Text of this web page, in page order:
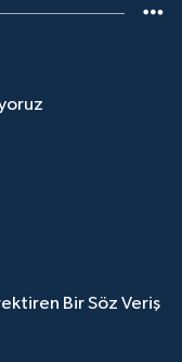
Bir Söz Veriş